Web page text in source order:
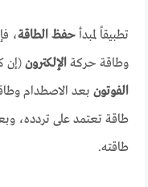
تطبيقاً لمبدأحفظ الطاقة،
وطاقة حركةالإلكترون (إن
الفوتون بعد الاصطدام
طاقة تعتمد على تردده،
طاقته.